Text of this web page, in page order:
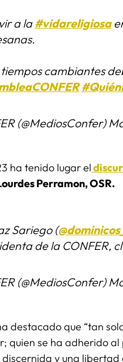
a la#vidareligiosa
tiempos cambiantes
(@MediosConfer)
ha tenido lugar el
Perramon, OSR.
Sariego (
de la CONFER,
(@MediosConfer)
destacado que “tan
quien se ha adherido
y una libertad